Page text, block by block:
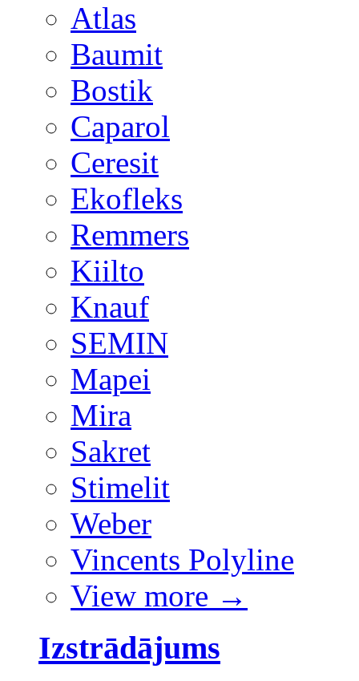
Atlas
Baumit
Bostik
Caparol
Ceresit
Ekofleks
Remmers
Kiilto
Knauf
SEMIN
Mapei
Mira
Sakret
Stimelit
Weber
Vincents Polyline
View more →
Izstrādājums